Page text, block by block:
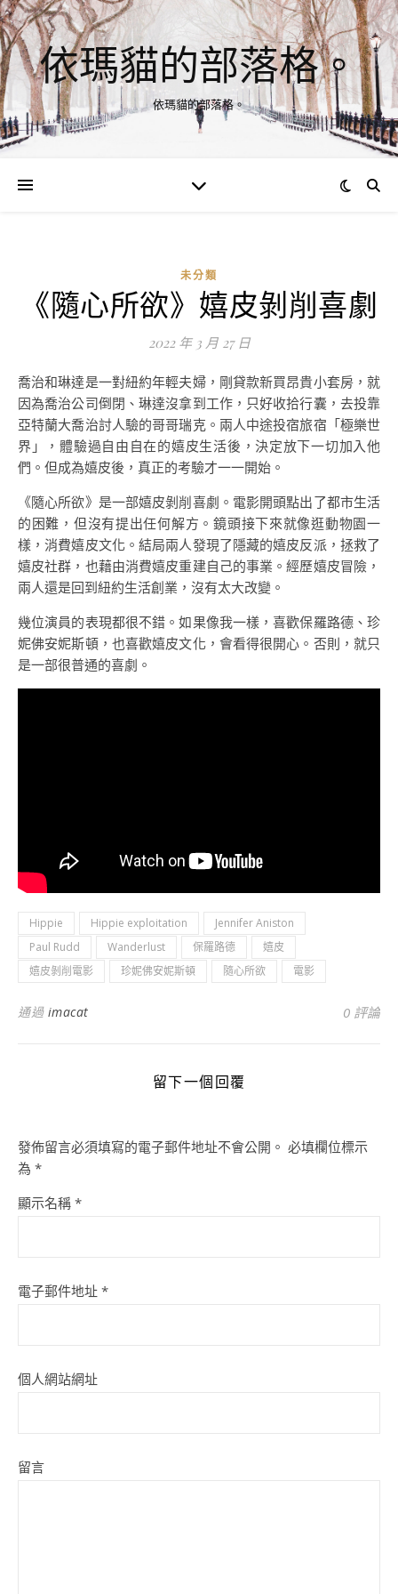
依瑪貓的部落格。
依瑪貓的部落格。
未分類
《隨心所欲》嬉皮剝削喜劇
2022 年 3 月 27 日
喬治和琳達是一對紐約年輕夫婦，剛貸款新買昂貴小套房，就
因為喬治公司倒閉、琳達沒拿到工作，只好收拾行囊，去投靠
亞特蘭大喬治討人驗的哥哥瑞克。兩人中途投宿旅宿「極樂世
界」，體驗過自由自在的嬉皮生活後，決定放下一切加入他
們。但成為嬉皮後，真正的考驗才一一開始。
《隨心所欲》是一部嬉皮剝削喜劇。電影開頭點出了都市生活
的困難，但沒有提出任何解方。鏡頭接下來就像逛動物園一
樣，消費嬉皮文化。結局兩人發現了隱藏的嬉皮反派，拯救了
嬉皮社群，也藉由消費嬉皮重建自己的事業。經歷嬉皮冒險，
兩人還是回到紐約生活創業，沒有太大改變。
幾位演員的表現都很不錯。如果像我一樣，喜歡保羅路德、珍
妮佛安妮斯頓，也喜歡嬉皮文化，會看得很開心。否則，就只
是一部很普通的喜劇。
Hippie Hippie exploitation
Jennifer Aniston
Paul Rudd
Wanderlust 保羅路德
嬉皮
嬉皮剝削電影
珍妮佛安妮斯頓 隨心所欲 電影
通過 imacat 0 評論
留下一個回覆
發佈留言必須填寫的電子郵件地址不會公開。 必填欄位標示
為 *
顯示名稱 *
電子郵件地址 *
個人網站網址
留言